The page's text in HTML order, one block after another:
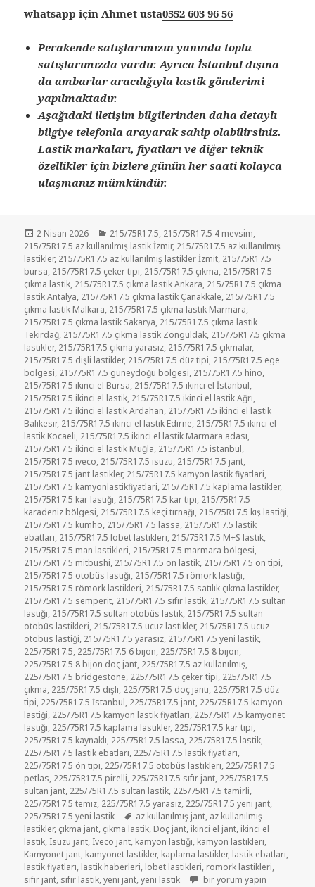
whatsapp için Ahmet usta0552 603 96 56
Perakende satışlarımızın yanında toplu
satışlarımızda vardır. Ayrıca İstanbul dışına
da ambarlar aracılığıyla lastik gönderimi
yapılmaktadır.
Aşağıdaki iletişim bilgilerinden daha detaylı
bilgiye telefonla arayarak sahip olabilirsiniz.
Lastik markaları, fiyatları ve diğer teknik
özellikler için bizlere günün her saati kolayca
ulaşmanız mümkündür.
Yayın
tarihi
2 Nisan 2026 Kategoriler
215/75R17.5, 215/75R17.5 4 mevsim,
215/75R17.5 az kullanılmış lastik İzmir, 215/75R17.5 az kullanılmış
lastikler, 215/75R17.5 az kullanılmış lastikler İzmit, 215/75R17.5
bursa, 215/75R17.5 çeker tipi, 215/75R17.5 çıkma, 215/75R17.5
çıkma lastik, 215/75R17.5 çıkma lastik Ankara, 215/75R17.5 çıkma
lastik Antalya, 215/75R17.5 çıkma lastik Çanakkale, 215/75R17.5
çıkma lastik Malkara, 215/75R17.5 çıkma lastik Marmara,
215/75R17.5 çıkma lastik Sakarya, 215/75R17.5 çıkma lastik
Tekirdağ, 215/75R17.5 çıkma lastik Zonguldak, 215/75R17.5 çıkma
lastikler, 215/75R17.5 çıkma yarasız, 215/75R17.5 çıkmalar,
215/75R17.5 dişli lastikler, 215/75R17.5 düz tipi, 215/75R17.5 ege
bölgesi, 215/75R17.5 güneydoğu bölgesi, 215/75R17.5 hino,
215/75R17.5 ikinci el Bursa, 215/75R17.5 ikinci el İstanbul,
215/75R17.5 ikinci el lastik, 215/75R17.5 ikinci el lastik Ağrı,
215/75R17.5 ikinci el lastik Ardahan, 215/75R17.5 ikinci el lastik
Balıkesir, 215/75R17.5 ikinci el lastik Edirne, 215/75R17.5 ikinci el
lastik Kocaeli, 215/75R17.5 ikinci el lastik Marmara adası,
215/75R17.5 ikinci el lastik Muğla, 215/75R17.5 istanbul,
215/75R17.5 iveco, 215/75R17.5 ısuzu, 215/75R17.5 jant,
215/75R17.5 jant lastikler, 215/75R17.5 kamyon lastik fiyatlari,
215/75R17.5 kamyonlastikfiyatlari, 215/75R17.5 kaplama lastikler,
215/75R17.5 kar lastiği, 215/75R17.5 kar tipi, 215/75R17.5
karadeniz bölgesi, 215/75R17.5 keçi tırnağı, 215/75R17.5 kış lastiği,
215/75R17.5 kumho, 215/75R17.5 lassa, 215/75R17.5 lastik
ebatları, 215/75R17.5 lobet lastikleri, 215/75R17.5 M+S lastik,
215/75R17.5 man lastikleri, 215/75R17.5 marmara bölgesi,
215/75R17.5 mitbushi, 215/75R17.5 ön lastik, 215/75R17.5 ön tipi,
215/75R17.5 otobüs lastiği, 215/75R17.5 römork lastiği,
215/75R17.5 römork lastikleri, 215/75R17.5 satılık çıkma lastikler,
215/75R17.5 semperit, 215/75R17.5 sıfır lastik, 215/75R17.5 sultan
lastiği, 215/75R17.5 sultan otobüs lastik, 215/75R17.5 sultan
otobüs lastikleri, 215/75R17.5 ucuz lastikler, 215/75R17.5 ucuz
otobüs lastiği, 215/75R17.5 yarasız, 215/75R17.5 yeni lastik,
225/75R17.5, 225/75R17.5 6 bijon, 225/75R17.5 8 bijon,
225/75R17.5 8 bijon doç jant, 225/75R17.5 az kullanılmış,
225/75R17.5 bridgestone, 225/75R17.5 çeker tipi, 225/75R17.5
çıkma, 225/75R17.5 dişli, 225/75R17.5 doç jantı, 225/75R17.5 düz
tipi, 225/75R17.5 İstanbul, 225/75R17.5 jant, 225/75R17.5 kamyon
lastiği, 225/75R17.5 kamyon lastik fiyatları, 225/75R17.5 kamyonet
lastiği, 225/75R17.5 kaplama lastikler, 225/75R17.5 kar tipi,
225/75R17.5 kaynaklı, 225/75R17.5 lassa, 225/75R17.5 lastik,
225/75R17.5 lastik ebatları, 225/75R17.5 lastik fiyatları,
225/75R17.5 ön tipi, 225/75R17.5 otobüs lastikleri, 225/75R17.5
petlas, 225/75R17.5 pirelli, 225/75R17.5 sıfır jant, 225/75R17.5
sultan jant, 225/75R17.5 sultan lastik, 225/75R17.5 tamirli,
225/75R17.5 temiz, 225/75R17.5 yarasız, 225/75R17.5 yeni jant,
225/75R17.5 yeni lastik
Etiketler
az kullanılmış jant, az kullanılmış
lastikler, çıkma jant, çıkma lastik, Doç jant, ikinci el jant, ikinci el
lastik, Isuzu jant, Iveco jant, kamyon lastiği, kamyon lastikleri,
Kamyonet jant, kamyonet lastikler, kaplama lastikler, lastik ebatları,
lastik fiyatları, lastik haberleri, lobet lastikleri, römork lastikleri,
sıfır jant, sıfır lastik,yeni jant,yeni lastik KAMYONET LASTİK PETLAS
bir yorum yapın